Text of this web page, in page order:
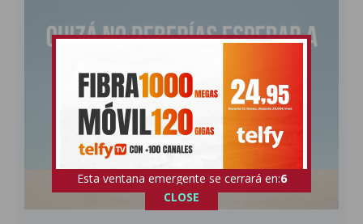
Esta ventana emergente se cerrará en:5
CLOSE